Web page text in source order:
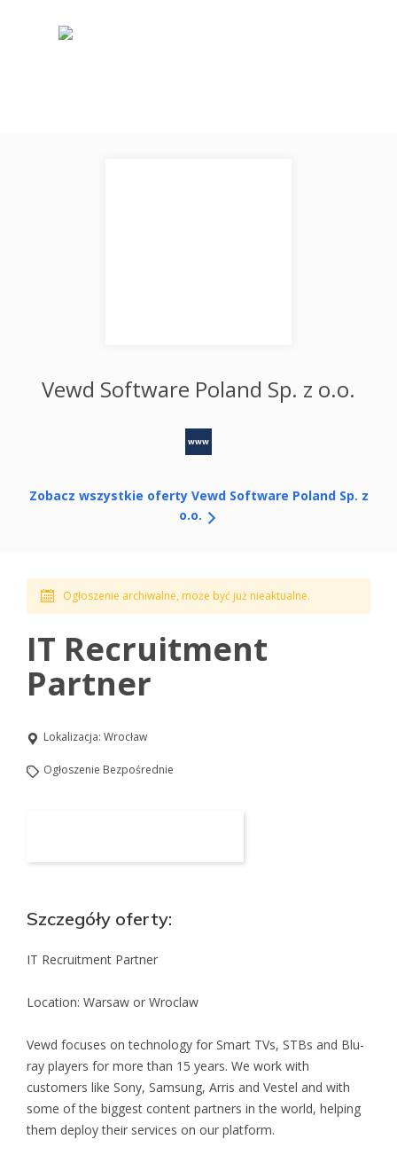
Ogłoszenie archiwalne, może być już nieaktualne.
IT Recruitment
Partner
Lokalizacja: Wrocław
Ogłoszenie Bezpośrednie
Szczegóły oferty:
IT Recruitment Partner
Location: Warsaw or Wroclaw
Vewd focuses on technology for Smart TVs, STBs and Blu-
ray players for more than 15 years. We work with
customers like Sony, Samsung, Arris and Vestel and with
some of the biggest content partners in the world, helping
them deploy their services on our platform.
Vewd Software Poland Sp. z o.o.
www
Zobacz wszystkie oferty Vewd Software Poland Sp. z
o.o.